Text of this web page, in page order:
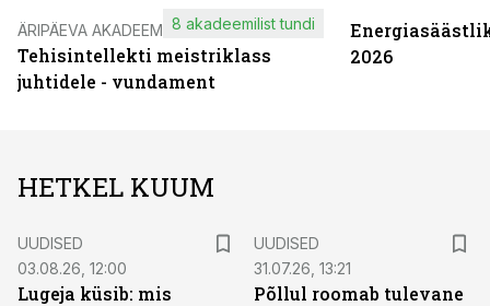
ÄRIPÄEVA AKADEEMIA
Tehisintellekti meistriklass
juhtidele - vundament
8 akadeemilist tundi
2026
HETKEL KUUM
UUDISED
03.08.26, 12:00
Lugeja küsib: mis
UUDISED
31.07.26, 13:21
Põllul roomab tulevane